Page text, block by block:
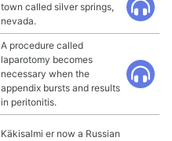
town called silver springs,
nevada.
A procedure called
laparotomy becomes
necessary when the
appendix bursts and results
in peritonitis.
Käkisalmi er now a Russian